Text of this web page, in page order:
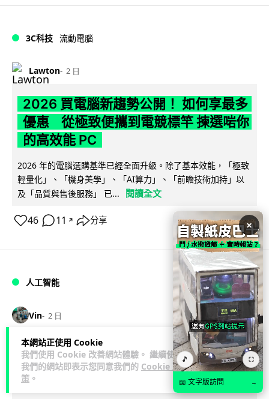
本網站正使用 Cookie
我們使用 Cookie 改善網站體驗。 繼續使用
我們的網站即表示您同意我們的 Cookie 政
策 。
3C科技 流動電腦
Lawton 2 日
2026 買電腦新趨勢公開！ 如何享最多
優惠 從極致便攜到電競標竿 揀選啱你
的高效能 PC
2026 年的電腦選購基準已經全面升級。除了基本效能，「極致
輕量化」、「機身美學」、「AI算力」、「前瞻技術加持」以
及「品質與售後服務」 已...
閱讀全文
46 11 ↗ 分享
人工智能
Vin 2 日
ChatGPT 免費呼叫 Adobe 一句話跨軟
體修圖兼整 PDF 不用開多個 APP 兼免
帳號
×
🎵 ⛶
📖 文字版訪問 →